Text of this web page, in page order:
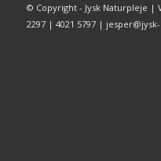
© Copyright - Jysk Naturpleje |
2297 | 4021 5797 |